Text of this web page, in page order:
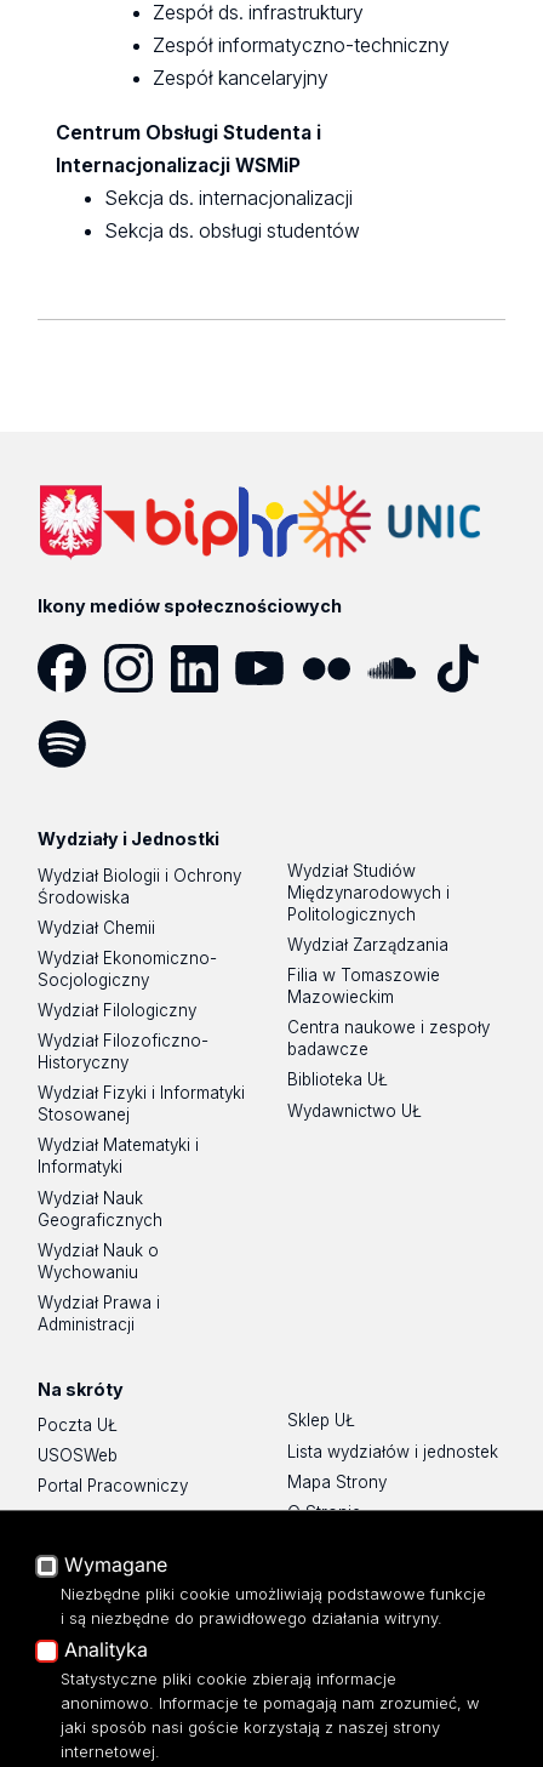
Zespół ds. infrastruktury
Zespół informatyczno-techniczny
Zespół kancelaryjny
Centrum Obsługi Studenta i
Internacjonalizacji WSMiP
Sekcja ds. internacjonalizacji
Sekcja ds. obsługi studentów
Ikony mediów społecznościowych
Wydziały i Jednostki
Wydział Biologii i Ochrony
Środowiska
Wydział Chemii
Wydział Ekonomiczno-
Socjologiczny
Wydział Filologiczny
Wydział Filozoficzno-
Historyczny
Wydział Fizyki i Informatyki
Stosowanej
Wydział Matematyki i
Informatyki
Wydział Nauk
Geograficznych
Wydział Nauk o
Wychowaniu
Wydział Prawa i
Administracji
Wydział Studiów
Międzynarodowych i
Politologicznych
Wydział Zarządzania
Filia w Tomaszowie
Mazowieckim
Centra naukowe i zespoły
badawcze
Biblioteka UŁ
Wydawnictwo UŁ
Na skróty
Poczta UŁ
USOSWeb
Portal Pracowniczy
Baza Aktów Własnych
Moodle
Eksperci UŁ
Polityka Prywatności
Dostępność
Sklep UŁ
Lista wydziałów i jednostek
Mapa Strony
O Stronie
Wymagane
Niezbędne pliki cookie umożliwiają podstawowe funkcje
i są niezbędne do prawidłowego działania witryny.
Analityka
Statystyczne pliki cookie zbierają informacje
anonimowo. Informacje te pomagają nam zrozumieć, w
jaki sposób nasi goście korzystają z naszej strony
internetowej.